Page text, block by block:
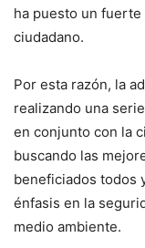
ha puesto un
ciudadano.
Por esta razón, la
realizando una
en conjunto con la
buscando las
beneficiados todos
énfasis en la
medio ambiente.